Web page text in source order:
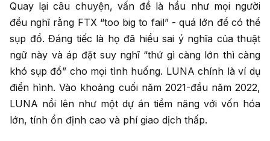
Quay lại câu chuyện, vấn đề là hầu như mọi người
đều nghĩ rằng FTX “too big to fail” - quá lớn để có thể
sụp đổ. Đáng tiếc là họ đã hiểu sai ý nghĩa của thuật
ngữ này và áp đặt suy nghĩ “thứ gì càng lớn thì càng
khó sụp đổ” cho mọi tình huống. LUNA chính là ví dụ
điển hình. Vào khoảng cuối năm 2021-đầu năm 2022,
LUNA nổi lên như một dự án tiềm năng với vốn hóa
lớn, tính ổn định cao và phí giao dịch thấp.